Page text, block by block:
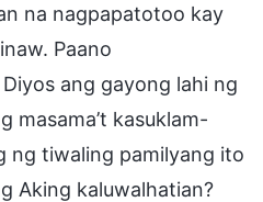
na nagpapatotoo kay
Paano
ang gayong lahi ng
masama’t kasuklam-
ng tiwaling pamilyang ito
Aking kaluwalhatian?